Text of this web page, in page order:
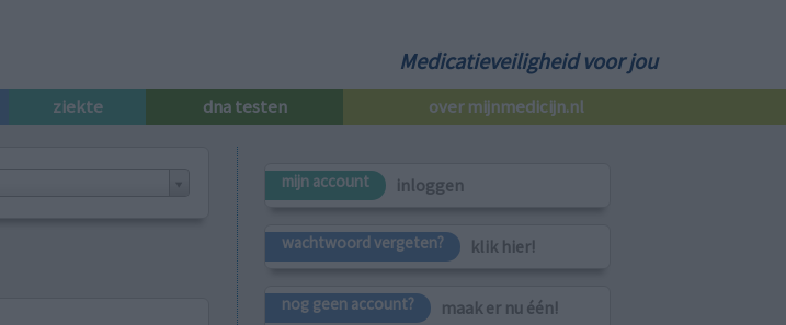
Medicatieveiligheid voor jou
ziekte dna testen over mijnmedicijn.nl
mijn account inloggen
wachtwoord vergeten? klik hier!
nog geen account? maak er nu één!